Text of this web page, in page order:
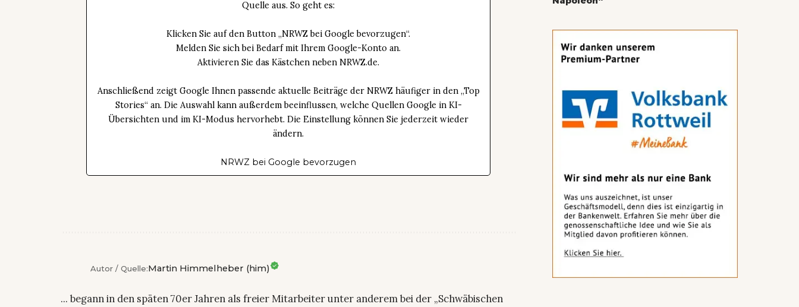
Quelle aus. So geht es:
Klicken Sie auf den Button „NRWZ bei Google bevorzugen“.
Melden Sie sich bei Bedarf mit Ihrem Google-Konto an.
Aktivieren Sie das Kästchen neben NRWZ.de.
Anschließend zeigt Google Ihnen passende aktuelle Beiträge der NRWZ häufiger in den „Top
Stories“ an. Die Auswahl kann außerdem beeinflussen, welche Quellen Google in KI-
Übersichten und im KI-Modus hervorhebt. Die Einstellung können Sie jederzeit wieder
ändern.
NRWZ bei Google bevorzugen
Autor / Quelle:Martin Himmelheber (him)
... begann in den späten 70er Jahren als freier Mitarbeiter unter anderem bei der „Schwäbischen